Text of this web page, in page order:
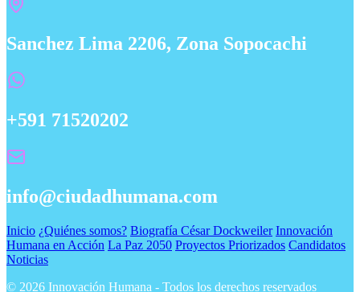
Sanchez Lima 2206, Zona Sopocachi
+591 71520202
info@ciudadhumana.com
Inicio ¿Quiénes somos? Biografía César Dockweiler Innovación
Humana en Acción La Paz 2050 Proyectos Priorizados Candidatos
Noticias
© 2026 Innovación Humana - Todos los derechos reservados